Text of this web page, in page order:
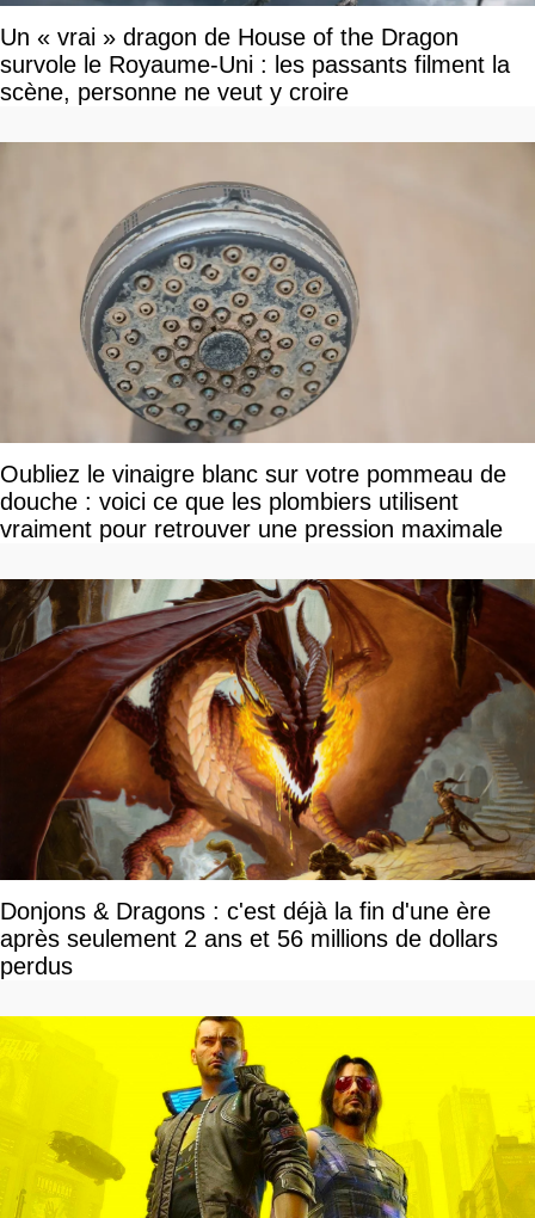
Un « vrai » dragon de House of the Dragon
survole le Royaume-Uni : les passants filment la
scène, personne ne veut y croire
Oubliez le vinaigre blanc sur votre pommeau de
douche : voici ce que les plombiers utilisent
vraiment pour retrouver une pression maximale
Donjons & Dragons : c'est déjà la fin d'une ère
après seulement 2 ans et 56 millions de dollars
perdus